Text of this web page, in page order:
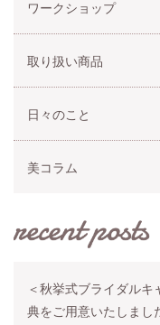
ワークショップ
取り扱い商品
日々のこと
美コラム
＜秋挙式ブライダル
典をご用意いたしまし